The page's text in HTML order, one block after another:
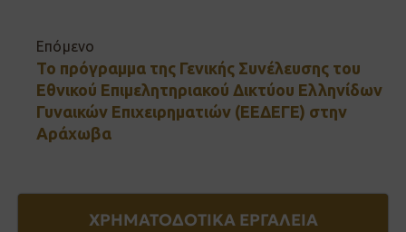
Επόμενο
To πρόγραμμα της Γενικής Συνέλευσης του
Εθνικού Επιμελητηριακού Δικτύου Ελληνίδων
Γυναικών Επιχειρηματιών (ΕΕΔΕΓΕ) στην
Αράχωβα
ΧΡΗΜΑΤΟΔΟΤΙΚΑ ΕΡΓΑΛΕΙΑ